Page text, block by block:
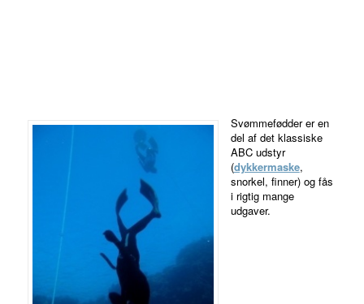
Svømmefødder er en
del af det klassiske
ABC udstyr
(dykkermaske,
snorkel, finner) og fås
i rigtig mange
udgaver.